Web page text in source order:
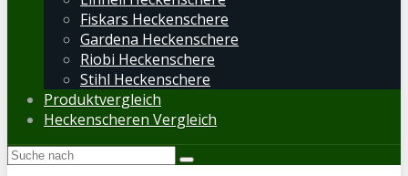
Fiskars Heckenschere
Gardena Heckenschere
Riobi Heckenschere
Stihl Heckenschere
Produktvergleich
Heckenscheren Vergleich